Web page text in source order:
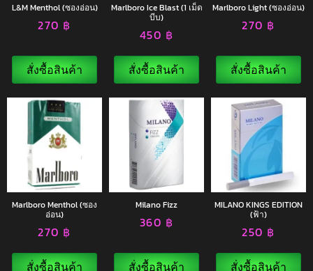
L&M Menthol (ซองอ่อน)
270 ฿
สั่งซื้อสินค้า
Marlboro Ice Blast (1 เม็ด
บีบ)
450 ฿
สั่งซื้อสินค้า
Marlboro Light (ซองอ่อน)
270 ฿
สั่งซื้อสินค้า
Marlboro Menthol (ซอง
อ่อน)
270 ฿
สั่งซื้อสินค้า
Milano Fizz
360 ฿
สั่งซื้อสินค้า
MILANO KINGS EDITION
(ฟ้า)
250 ฿
สั่งซื้อสินค้า